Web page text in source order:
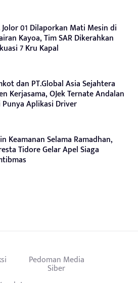
Jolor 01 Dilaporkan Mati Mesin di
Kayoa, Tim SAR Dikerahkan
7 Kru Kapal
dan PT.Global Asia Sejahtera
Kerjasama, OJek Ternate Andalan
Punya Aplikasi Driver
Keamanan Selama Ramadhan,
Tidore Gelar Apel Siaga
Pedoman Media
Siber